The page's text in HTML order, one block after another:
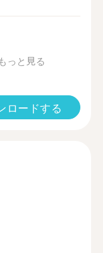
もっと見る
ロードする